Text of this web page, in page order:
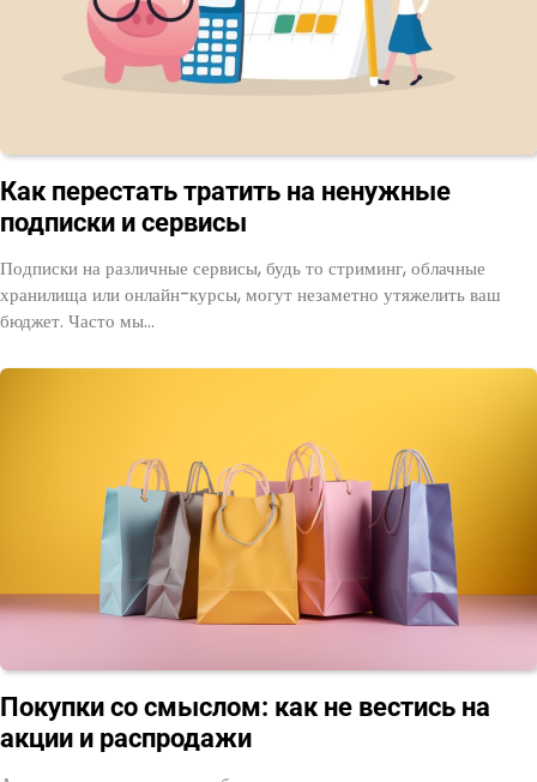
Как перестать тратить на ненужные
подписки и сервисы
Подписки на различные сервисы, будь то стриминг, облачные
хранилища или онлайн-курсы, могут незаметно утяжелить ваш
бюджет. Часто мы…
Покупки со смыслом: как не вестись на
акции и распродажи